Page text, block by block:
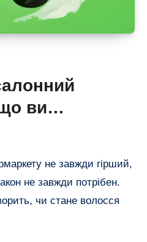
ви
не завжди гірший,
не завжди потрібен.
чи стане волосся